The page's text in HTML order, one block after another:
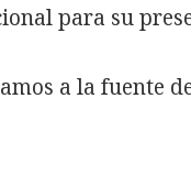
para su
a la fuente